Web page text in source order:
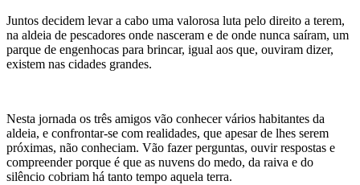
Juntos decidem levar a cabo uma valorosa luta pelo direito a terem,
na aldeia de pescadores onde nasceram e de onde nunca saíram, um
parque de engenhocas para brincar, igual aos que, ouviram dizer,
existem nas cidades grandes.
Nesta jornada os três amigos vão conhecer vários habitantes da
aldeia, e confrontar-se com realidades, que apesar de lhes serem
próximas, não conheciam. Vão fazer perguntas, ouvir respostas e
compreender porque é que as nuvens do medo, da raiva e do
silêncio cobriam há tanto tempo aquela terra.